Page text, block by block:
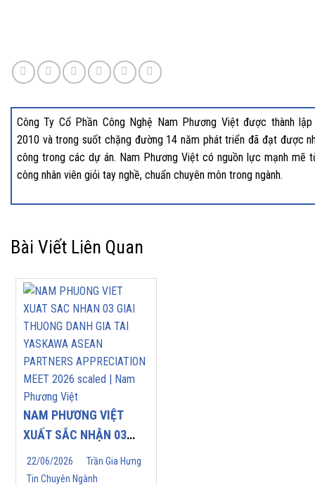
Công Ty Cổ Phần Công Nghệ Nam Phương Việt được thành
2010 và trong suốt chặng đường 14 năm phát triển đã đạt được
công trong các dự án. Nam Phương Việt có nguồn lực mạnh mẽ
công nhân viên giỏi tay nghề, chuẩn chuyên môn trong ngành.
Bài Viết Liên Quan
NAM PHƯƠNG VIỆT
XUẤT SẮC NHẬN 03
GIẢI THƯỞNG DANH
GIÁ TẠI YASKAWA
22/06/2026
Trần Gia Hưng
Tin Chuyên Ngành